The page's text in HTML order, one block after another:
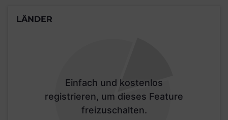
LÄNDER
Einfach und kostenlos
registrieren, um dieses Feature
freizuschalten.